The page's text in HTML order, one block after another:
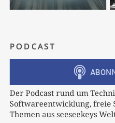
PODCAST
Der Podcast rund um
Softwareentwicklung, freie
Themen aus seeseekeys